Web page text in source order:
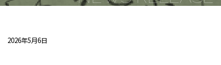
2026年5月6日